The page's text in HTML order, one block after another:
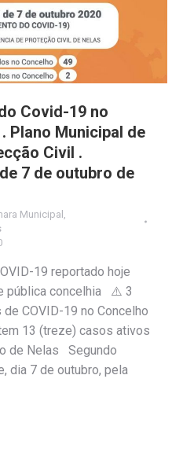
Covid-19 no
Plano Municipal de
Civil .
7 de outubro de
Municipal
19 reportado hoje
pública concelhia ⚠️ 3
COVID-19 no Concelho
13 (treze) casos ativos
de Nelas Segundo
dia 7 de outubro, pela